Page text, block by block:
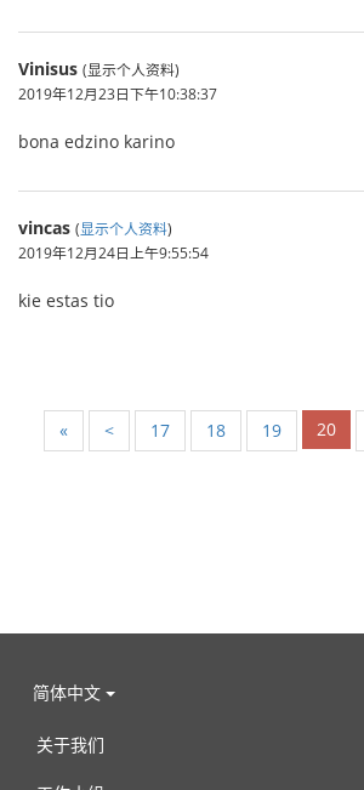
Vinisus (显示个人资料)
2019年12月23日下午10:38:37
bona edzino karino
vincas (显示个人资料)
2019年12月24日上午9:55:54
kie estas tio
« < 17 18 19 20
简体中文
关于我们